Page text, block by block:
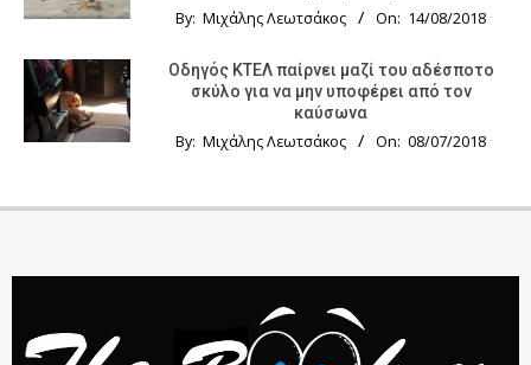
By: Μιχάλης Λεωτσάκος On: 14/08/2018
Οδηγός KTΕΛ παίρνει μαζί του αδέσποτο
σκύλο για να μην υποφέρει από τον
καύσωνα
By: Μιχάλης Λεωτσάκος On: 08/07/2018